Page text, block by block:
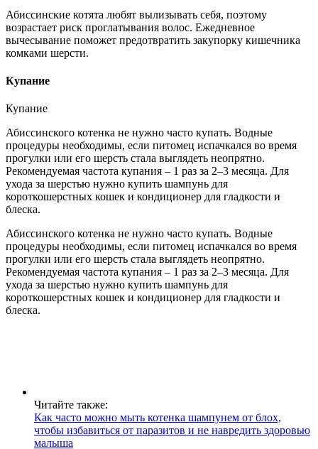
Абиссинские котята любят вылизывать себя, поэтому
возрастает риск проглатывания волос. Ежедневное
вычесывание поможет предотвратить закупорку кишечника
комками шерсти.
Купание
Купание
Абиссинского котенка не нужно часто купать. Водные
процедуры необходимы, если питомец испачкался во время
прогулки или его шерсть стала выглядеть неопрятно.
Рекомендуемая частота купания – 1 раз за 2–3 месяца. Для
ухода за шерстью нужно купить шампунь для
короткошерстных кошек и кондиционер для гладкости и
блеска.
Абиссинского котенка не нужно часто купать. Водные
процедуры необходимы, если питомец испачкался во время
прогулки или его шерсть стала выглядеть неопрятно.
Рекомендуемая частота купания – 1 раз за 2–3 месяца. Для
ухода за шерстью нужно купить шампунь для
короткошерстных кошек и кондиционер для гладкости и
блеска.
Читайте также:
Как часто можно мыть котенка шампунем от блох,
чтобы избавиться от паразитов и не навредить здоровью
малыша